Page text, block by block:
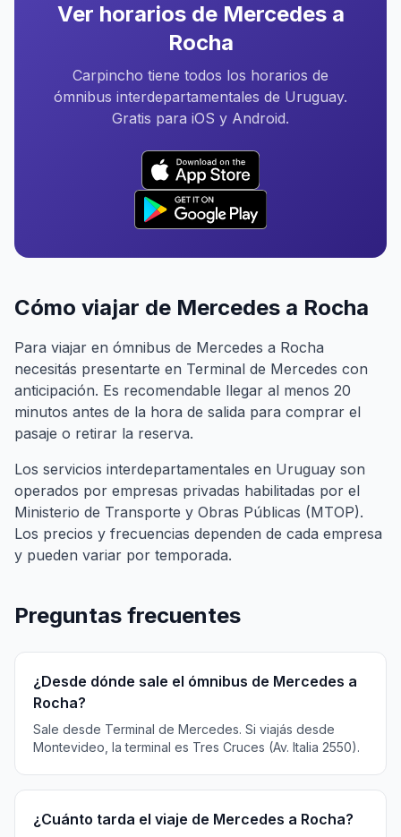
Ver horarios de Mercedes a
Rocha
Carpincho tiene todos los horarios de
ómnibus interdepartamentales de Uruguay.
Gratis para iOS y Android.
Cómo viajar de Mercedes a Rocha
Para viajar en ómnibus de Mercedes a Rocha
necesitás presentarte en Terminal de Mercedes con
anticipación. Es recomendable llegar al menos 20
minutos antes de la hora de salida para comprar el
pasaje o retirar la reserva.
Los servicios interdepartamentales en Uruguay son
operados por empresas privadas habilitadas por el
Ministerio de Transporte y Obras Públicas (MTOP).
Los precios y frecuencias dependen de cada empresa
y pueden variar por temporada.
Preguntas frecuentes
¿Desde dónde sale el ómnibus de Mercedes a
Rocha?
Sale desde Terminal de Mercedes. Si viajás desde
Montevideo, la terminal es Tres Cruces (Av. Italia 2550).
¿Cuánto tarda el viaje de Mercedes a Rocha?